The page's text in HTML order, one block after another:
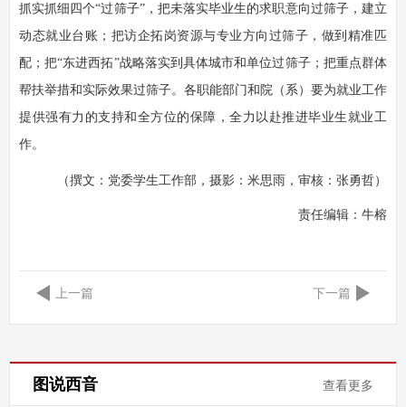
抓实抓细四个“过筛子”，把未落实毕业生的求职意向过筛子，建立
动态就业台账；把访企拓岗资源与专业方向过筛子，做到精准匹
配；把“东进西拓”战略落实到具体城市和单位过筛子；把重点群体
帮扶举措和实际效果过筛子。各职能部门和院（系）要为就业工作
提供强有力的支持和全方位的保障，全力以赴推进毕业生就业工
作。
（撰文：党委学生工作部，摄影：米思雨，审核：张勇哲）
责任编辑： 牛榕
上一篇 下一篇
图说西音 查看更多